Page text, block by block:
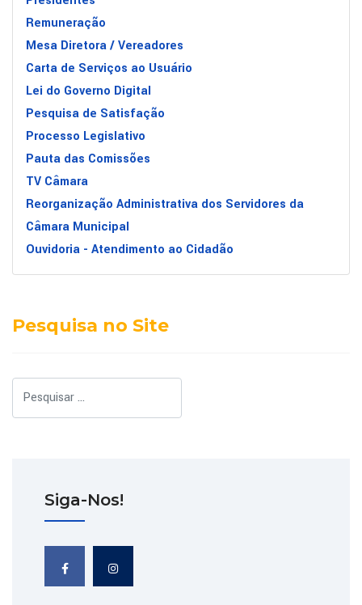
Remuneração
Mesa Diretora / Vereadores
Carta de Serviços ao Usuário
Lei do Governo Digital
Pesquisa de Satisfação
Processo Legislativo
Pauta das Comissões
TV Câmara
Reorganização Administrativa dos Servidores da
Câmara Municipal
Ouvidoria - Atendimento ao Cidadão
Pesquisa no Site
Siga-Nos!